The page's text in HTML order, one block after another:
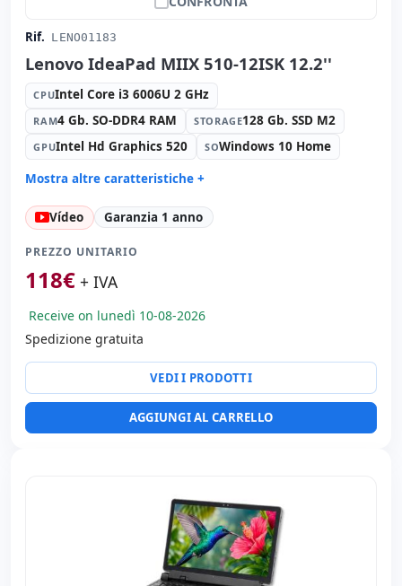
Rif. LENO01183
Lenovo IdeaPad MIIX 510-12ISK 12.2''
CPUIntel Core i3 6006U 2 GHz
RAM4 Gb. SO-DDR4 RAM STORAGE128 Gb. SSD M2
GPUIntel Hd Graphics 520 SOWindows 10 Home
Mostra altre caratteristiche +
Formato: AIO
Suono: Realtek HD Audio
Carte: Rete:
Porte:
USB 2.0 · USB-C
Multimedia: Webcam · Webcam posteriore · Webcam
frontale
Imballaggio hR
Dimensioni: 30x20x3 cm.
Vídeo Garanzia 1 anno
PREZZO UNITARIO
118€ + IVA
Receive on lunedì 10-08-2026
Spedizione gratuita
VEDI I PRODOTTI
AGGIUNGI AL CARRELLO